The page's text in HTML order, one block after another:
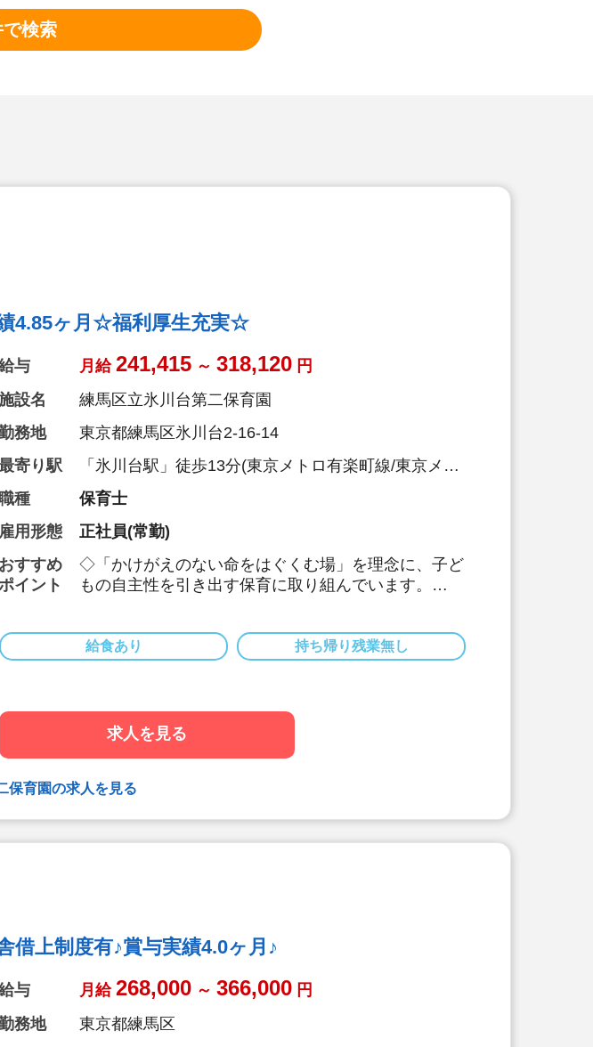
検索
4.85ヶ月☆福利厚生充実☆
与 月給 241,415 ～ 318,120 円
設名
練馬区立氷川台第二保育園
務地
東京都練馬区氷川台2-16-14
寄り駅
「氷川台駅」徒歩13分(東京メトロ有楽町線/東京メト
ロ副都心線)
種
保育士
雇用形態
正社員(常勤)
おすすめ
イント
◇「かけがえのない命をはぐくむ場」を理念に、子ど
もの自主性を引き出す保育に取り組んでいます。
◇経験浅やブランクがあってもOK！安心のサポート♪
◇研修制度充実！
も充実しています！
◇うれしい賞与実績4.85ヶ月！
◇日誌や出勤簿などデジタル化も導入。残業少な目で
給食あり 持ち帰り残業無し
求人を見る
保育園の求人を見る
上制度有♪賞与実績4.0ヶ月♪
与 月給 268,000 ～ 366,000 円
務地
東京都練馬区